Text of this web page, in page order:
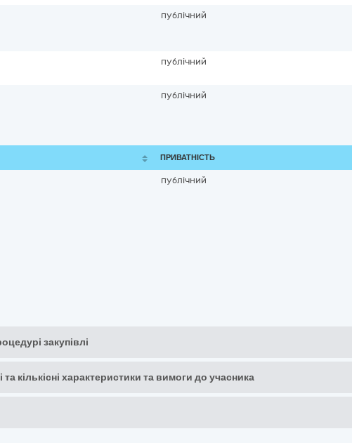
публічний
публічний
публічний
ПРИВАТНІСТЬ
публічний
закупівлі
та кількісні характеристики та вимоги до учасника